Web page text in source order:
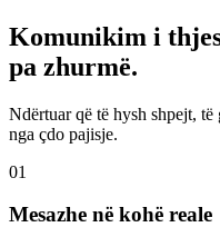
Komunikim i
pa zhurmë.
Ndërtuar që të hysh shpejt,
nga çdo pajisje.
01
Mesazhe në kohë reale